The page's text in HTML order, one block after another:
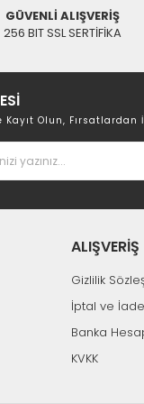
GÜVENLİ ALIŞVERİŞ
256 BIT SSL SERTİFİKA
Kayıt Olun,
ALIŞVERİŞ
Gizlilik
İptal ve
Banka
KVKK